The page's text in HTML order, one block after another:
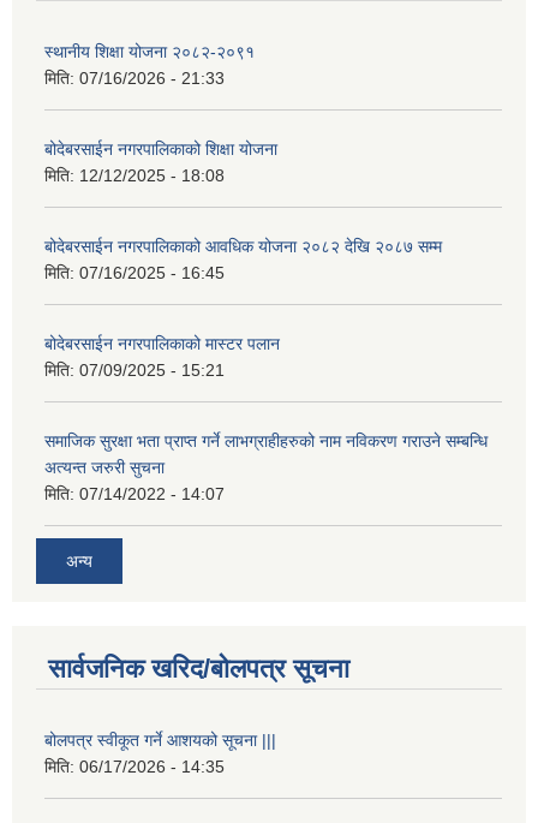
स्थानीय शिक्षा योजना २०८२-२०९१
मिति: 07/16/2026 - 21:33
बोदेबरसाईन नगरपालिकाको शिक्षा योजना
मिति: 12/12/2025 - 18:08
बोदेबरसाईन नगरपालिकाको आवधिक योजना २०८२ देखि २०८७ सम्म
मिति: 07/16/2025 - 16:45
बोदेबरसाईन नगरपालिकाको मास्टर पलान
मिति: 07/09/2025 - 15:21
समाजिक सुरक्षा भता प्राप्त गर्ने लाभग्राहीहरुको नाम नविकरण गराउने सम्बन्धि
अत्यन्त जरुरी सुचना
मिति: 07/14/2022 - 14:07
अन्य
सार्वजनिक खरिद/बोलपत्र सूचना
बोलपत्र स्वीकूत गर्ने आशयको सूचना |||
मिति: 06/17/2026 - 14:35